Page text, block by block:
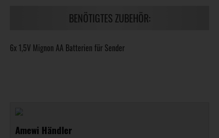
BENÖTIGTES ZUBEHÖR:
6x 1,5V Mignon AA Batterien für Sender
Amewi Händler